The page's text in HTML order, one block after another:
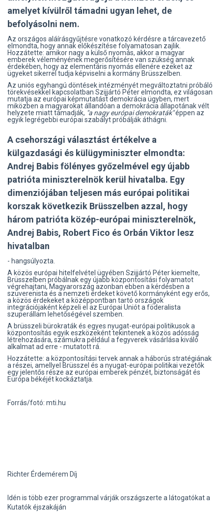
amelyet kívülről támadni ugyan lehet, de
befolyásolni nem.
Az országos aláírásgyűjtésre vonatkozó kérdésre a tárcavezető
elmondta, hogy annak előkészítése folyamatosan zajlik.
Hozzátette: amikor nagy a külső nyomás, akkor a magyar
emberek véleményének megerősítésére van szükség annak
érdekében, hogy az elementáris nyomás ellenére ezeket az
ügyeket sikerrel tudja képviselni a kormány Brüsszelben.
Az uniós egyhangú döntések intézményét megváltoztatni próbáló
törekvésekkel kapcsolatban Szijjártó Péter elmondta, ez világosan
mutatja az európai képmutatást demokrácia ügyben, mert
miközben a magyarokat állandóan a demokrácia állapotának vélt
helyzete miatt támadják, "a nagy európai demokraták"éppen az
egyik legrégebbi európai szabályt próbálják áthágni.
A csehországi választást értékelve a
külgazdasági és külügyminiszter elmondta:
Andrej Babis fölényes győzelmével egy újabb
patrióta miniszterelnök kerül hivatalba. Egy
dimenziójában teljesen más európai politikai
korszak következik Brüsszelben azzal, hogy
három patrióta közép-európai miniszterelnök,
Andrej Babis, Robert Fico és Orbán Viktor lesz
hivatalban
- hangsúlyozta.
A közös európai hitelfelvétel ügyében Szijjártó Péter kiemelte,
Brüsszelben próbálnak egy újabb központosítási folyamatot
végrehajtani, Magyarország azonban ebben a kérdésben a
szuverenista és a nemzeti érdeket követő kormányként egy erős,
a közös érdekeket a középpontban tartó országok
integrációjaként képzeli el az Európai Uniót a föderalista
szuperállam lehetőségével szemben.
A brüsszeli bürokraták és egyes nyugat-európai politikusok a
központosítás egyik eszközeként tekintenek a közös adósság
létrehozására, számukra például a fegyverek vásárlása kiváló
alkalmat ad erre - mutatott rá.
Hozzátette: a központosítási tervek annak a háborús stratégiának
a részei, amellyel Brüsszel és a nyugat-európai politikai vezetők
egy jelentős része az európai emberek pénzét, biztonságát és
Európa békéjét kockáztatja.
Forrás/fotó: mti.hu
Richter Érdemérem Díj
Idén is több ezer programmal várják országszerte a látogatókat a
Kutatók éjszakáján